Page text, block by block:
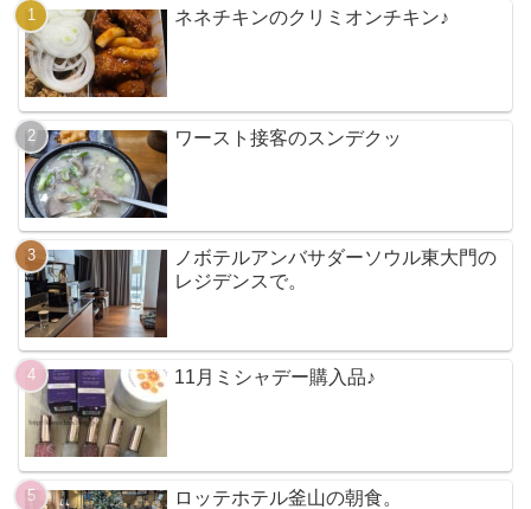
ネネチキンのクリミオンチキン♪
ワースト接客のスンデクッ
ノボテルアンバサダーソウル東大門の
レジデンスで。
11月ミシャデー購入品♪
ロッテホテル釜山の朝食。